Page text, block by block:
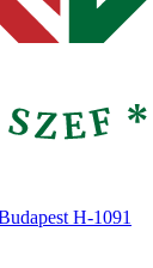
H-1091